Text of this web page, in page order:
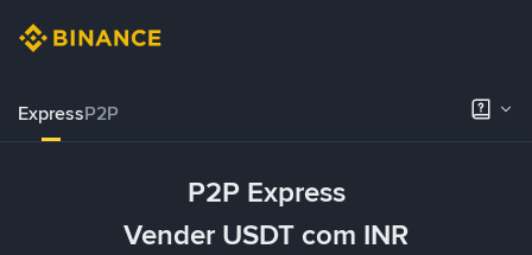
ExpressP2P
P2P Express
Vender USDT com INR